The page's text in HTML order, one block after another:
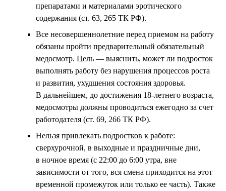
препаратами и материалами эротического
содержания (ст. 63, 265 ТК РФ).
Все несовершеннолетние перед приемом на работу
обязаны пройти предварительный обязательный
медосмотр. Цель — выяснить, может ли подросток
выполнять работу без нарушения процессов роста
и развития, ухудшения состояния здоровья.
В дальнейшем, до достижения 18-летнего возраста,
медосмотры должны проводиться ежегодно за счет
работодателя (ст. 69, 266 ТК РФ).
Нельзя привлекать подростков к работе:
сверхурочной, в выходные и праздничные дни,
в ночное время (с 22:00 до 6:00 утра, вне
зависимости от того, вся смена приходится на этот
временной промежуток или только ее часть). Также